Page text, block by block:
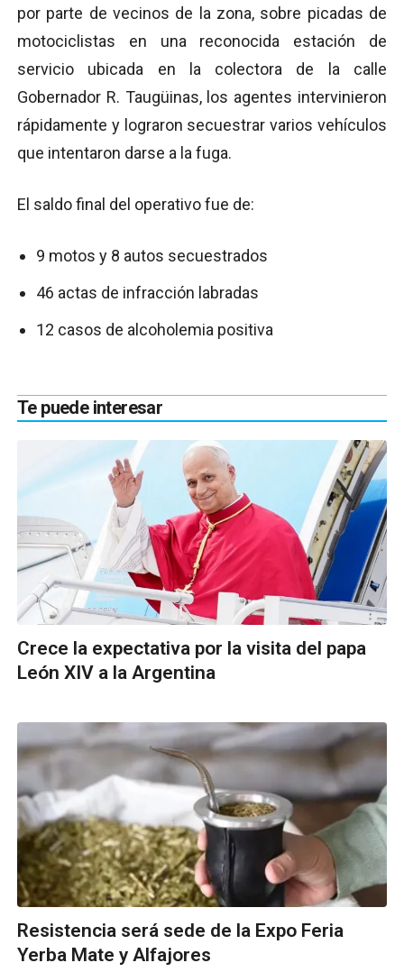
por parte de vecinos de la zona, sobre picadas de
motociclistas en una reconocida estación de
servicio ubicada en la colectora de la calle
Gobernador R. Taugüinas, los agentes intervinieron
rápidamente y lograron secuestrar varios vehículos
que intentaron darse a la fuga.
El saldo final del operativo fue de:
9 motos y 8 autos secuestrados
46 actas de infracción labradas
12 casos de alcoholemia positiva
Te puede interesar
Crece la expectativa por la visita del papa
León XIV a la Argentina
Resistencia será sede de la Expo Feria
Yerba Mate y Alfajores